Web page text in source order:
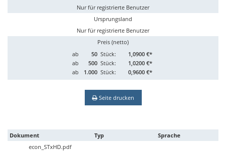
Nur für registrierte Benutzer
Ursprungsland
Nur für registrierte Benutzer
Preis (netto)
ab
50 Stück:
1,0900 €*
ab
500 Stück:
1,0200 €*
ab
1.000 Stück: 0,9600 €*
Seite drucken
Dokument Typ
Sprache
econ_STxHD.pdf